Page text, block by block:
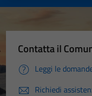
Contatta il
Leggi le
Richiedi